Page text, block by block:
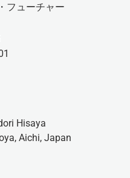
フューチャー
Hisaya
Aichi, Japan